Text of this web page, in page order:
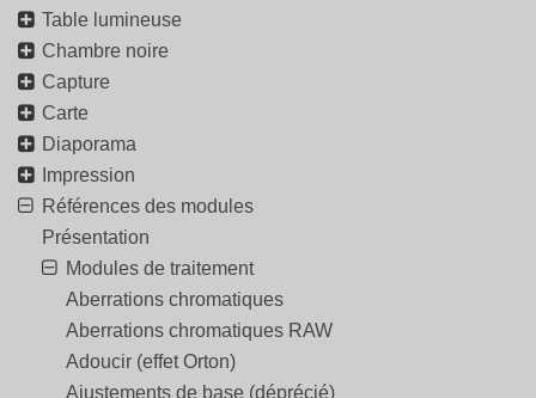
Table lumineuse
Chambre noire
Capture
Carte
Diaporama
Impression
Références des modules
Présentation
Modules de traitement
Aberrations chromatiques
Aberrations chromatiques RAW
Adoucir (effet Orton)
Ajustements de base (déprécié)